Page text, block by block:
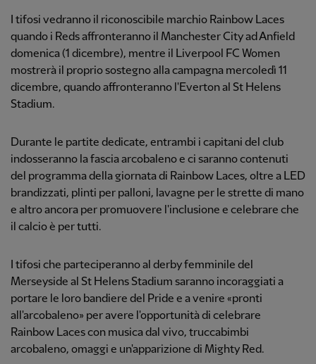
I tifosi vedranno il riconoscibile marchio Rainbow Laces
quando i Reds affronteranno il Manchester City ad Anfield
domenica (1 dicembre), mentre il Liverpool FC Women
mostrerà il proprio sostegno alla campagna mercoledì 11
dicembre, quando affronteranno l'Everton al St Helens
Stadium.
Durante le partite dedicate, entrambi i capitani del club
indosseranno la fascia arcobaleno e ci saranno contenuti
del programma della giornata di Rainbow Laces, oltre a LED
brandizzati, plinti per palloni, lavagne per le strette di mano
e altro ancora per promuovere l'inclusione e celebrare che
il calcio è per tutti.
I tifosi che parteciperanno al derby femminile del
Merseyside al St Helens Stadium saranno incoraggiati a
portare le loro bandiere del Pride e a venire «pronti
all'arcobaleno» per avere l'opportunità di celebrare
Rainbow Laces con musica dal vivo, truccabimbi
arcobaleno, omaggi e un'apparizione di Mighty Red.